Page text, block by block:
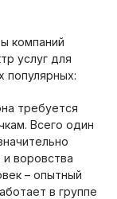
компаний
услуг для
популярных:
требуется
Всего один
и воровства
– опытный
в группе